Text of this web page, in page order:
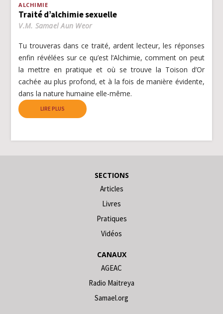
ALCHIMIE
Traité d’alchimie sexuelle
V.M. Samael Aun Weor
Tu trouveras dans ce traité, ardent lecteur, les réponses
enfin révélées sur ce qu’est l’Alchimie, comment on peut
la mettre en pratique et où se trouve la Toison d’Or
cachée au plus profond, et à la fois de manière évidente,
dans la nature humaine elle-même.
LIRE PLUS
SECTIONS
Articles
Livres
Pratiques
Vidéos
CANAUX
AGEAC
Radio Maitreya
Samael.org